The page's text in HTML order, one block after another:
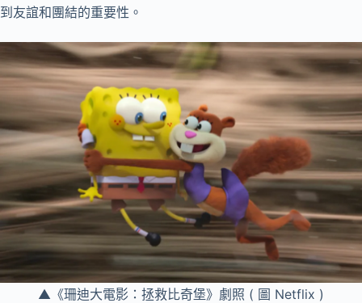
到友誼和團結的重要性。
▲《珊迪大電影：拯救比奇堡》劇照 ( 圖 Netflix )